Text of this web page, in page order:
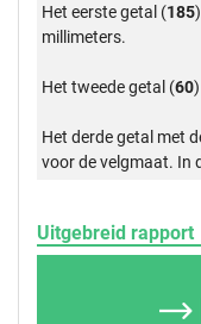
Het eerste getal (185
millimeters.
Het tweede getal (60
Het derde getal met
voor de velgmaat. In
Uitgebreid rapport